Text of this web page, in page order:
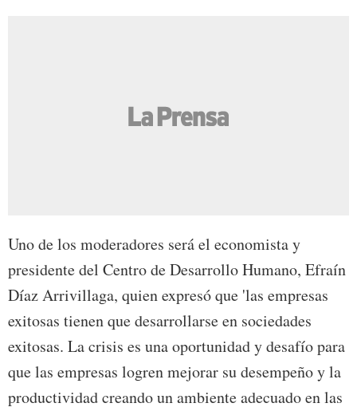
Uno de los moderadores será el economista y
presidente del Centro de Desarrollo Humano, Efraín
Díaz Arrivillaga, quien expresó que 'las empresas
exitosas tienen que desarrollarse en sociedades
exitosas. La crisis es una oportunidad y desafío para
que las empresas logren mejorar su desempeño y la
productividad creando un ambiente adecuado en las